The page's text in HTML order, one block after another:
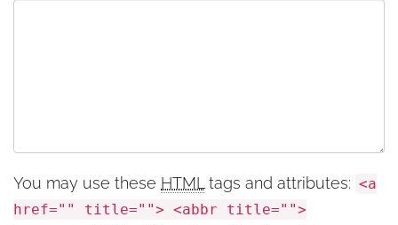
You may use these HTML tags and attributes: <a
href="" title=""> <abbr title="">